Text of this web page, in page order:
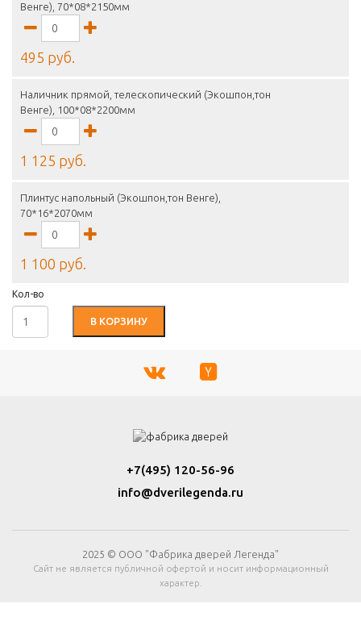
Венге), 70*08*2150мм
495 руб.
Наличник прямой, телескопический (Экошпон,тон
Венге), 100*08*2200мм
1 125 руб.
Плинтус напольный (Экошпон,тон Венге),
70*16*2070мм
1 100 руб.
Кол-во
В КОРЗИНУ
+7(495) 120-56-96
info@dverilegenda.ru
2025 © ООО "Фабрика дверей Легенда"
Сайт не является публичной офертой и носит информационный
характер.